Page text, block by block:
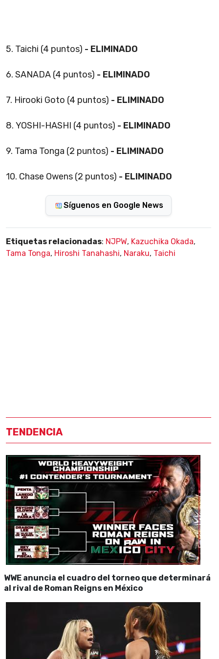
5. Taichi (4 puntos) - ELIMINADO
6. SANADA (4 puntos) - ELIMINADO
7. Hirooki Goto (4 puntos) - ELIMINADO
8. YOSHI-HASHI (4 puntos) - ELIMINADO
9. Tama Tonga (2 puntos) - ELIMINADO
10. Chase Owens (2 puntos) - ELIMINADO
Síguenos en Google News
Etiquetas relacionadas: NJPW, Kazuchika Okada,
Tama Tonga, Hiroshi Tanahashi, Naraku, Taichi
TENDENCIA
WWE anuncia el cuadro del torneo que determinará
al rival de Roman Reigns en México